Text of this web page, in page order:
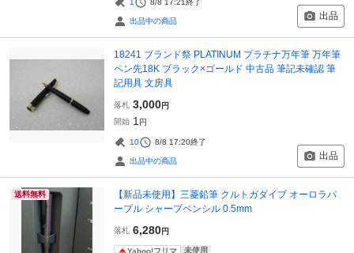
1 8/8 17:21終了
出品中の商品 出品
18241 ブランド祭 PLATINUM プラチナ万年筆 万年筆
ペン先18K ブラック×ゴールド 中古品 筆記未確認 筆
記用具 文房具
落札 3,000円
開始 1 円
10 8/8 17:20終了
出品中の商品 出品
送料無料
【新品未使用】三菱鉛筆 クルトガダイブ オーロラパ
ープル シャープペンシル 0.5mm
落札 6,280円
Yahoo!フリマ 未使用